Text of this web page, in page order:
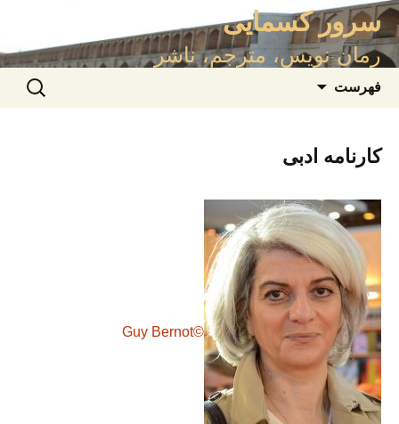
سرور کسمایی
رمان نویس، مترجم، ناشر
فهرست
جستجو
برای:
کارنامه ادبی
©Guy Bernot